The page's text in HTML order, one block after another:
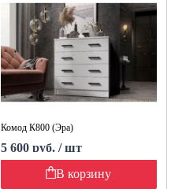
Комод К800 (Эра)
5 600 руб. / шт
В корзину